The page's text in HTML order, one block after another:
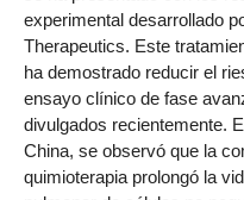
experimental desarrollado
Therapeutics. Este
ha demostrado reducir el
ensayo clínico de fase
divulgados recientemente.
China, se observó que la
quimioterapia prolongó la